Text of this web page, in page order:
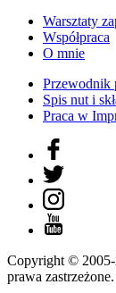
Warsztaty
Współpraca
O mnie
Przewodnik
Spis nut i
Praca w
Copyright ©
prawa zastrzeżone.